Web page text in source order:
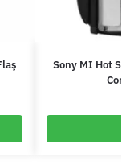
Sony Mİ Hot